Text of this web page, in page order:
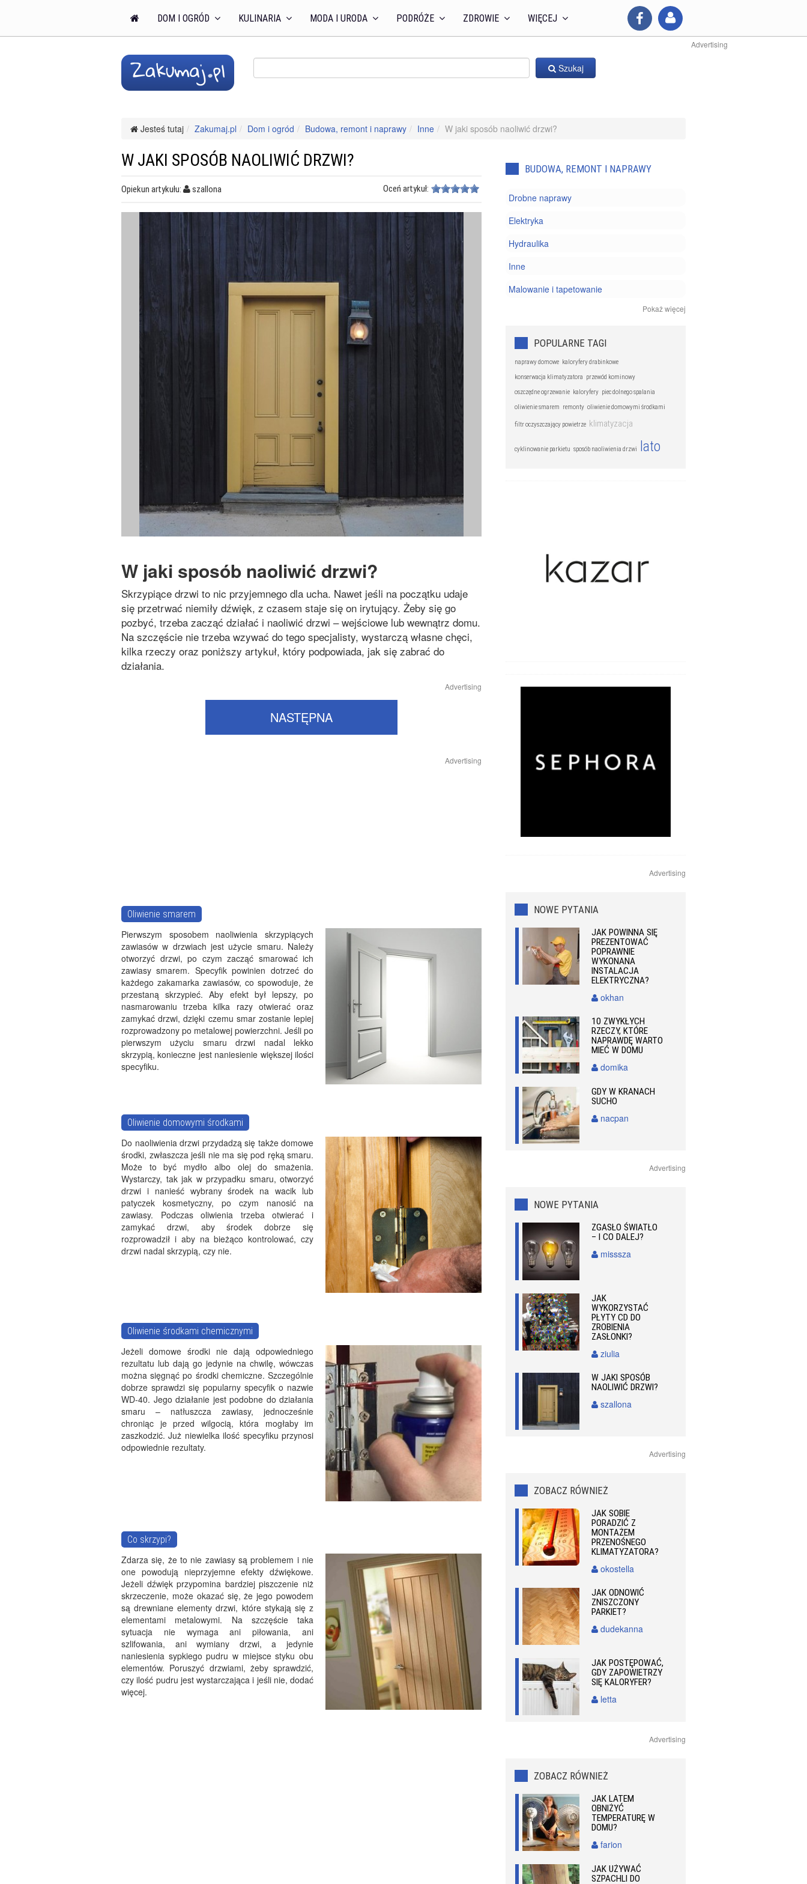
DOM I OGRÓD KULINARIA MODA I URODA PODRÓŻE ZDROWIE WIĘCEJ
Advertising
Szukaj
Jesteś tutaj Zakumaj.pl Dom i ogród Budowa, remont i naprawy Inne W jaki sposób naoliwić drzwi?
W JAKI SPOSÓB NAOLIWIĆ DRZWI?
Opiekun artykułu: szallona Oceń artykuł:
W jaki sposób naoliwić drzwi?
Skrzypiące drzwi to nic przyjemnego dla ucha. Nawet jeśli na początku udaje
się przetrwać niemiły dźwięk, z czasem staje się on irytujący. Żeby się go
pozbyć, trzeba zacząć działać i naoliwić drzwi – wejściowe lub wewnątrz domu.
Na szczęście nie trzeba wzywać do tego specjalisty, wystarczą własne chęci,
kilka rzeczy oraz poniższy artykuł, który podpowiada, jak się zabrać do
działania.
Advertising
NASTĘPNA
Advertising
Oliwienie smarem
Pierwszym sposobem naoliwienia skrzypiących
zawiasów w drzwiach jest użycie smaru. Należy
otworzyć drzwi, po czym zacząć smarować ich
zawiasy smarem. Specyfik powinien dotrzeć do
każdego zakamarka zawiasów, co spowoduje, że
przestaną skrzypieć. Aby efekt był lepszy, po
nasmarowaniu trzeba kilka razy otwierać oraz
zamykać drzwi, dzięki czemu smar zostanie lepiej
rozprowadzony po metalowej powierzchni. Jeśli po
pierwszym użyciu smaru drzwi nadal lekko
skrzypią, konieczne jest naniesienie większej ilości
specyfiku.
Oliwienie domowymi środkami
Do naoliwienia drzwi przydadzą się także domowe
środki, zwłaszcza jeśli nie ma się pod ręką smaru.
Może to być mydło albo olej do smażenia.
Wystarczy, tak jak w przypadku smaru, otworzyć
drzwi i nanieść wybrany środek na wacik lub
patyczek kosmetyczny, po czym nanosić na
zawiasy. Podczas oliwienia trzeba otwierać i
zamykać drzwi, aby środek dobrze się
rozprowadził i aby na bieżąco kontrolować, czy
drzwi nadal skrzypią, czy nie.
Oliwienie środkami chemicznymi
Jeżeli domowe środki nie dają odpowiedniego
rezultatu lub dają go jedynie na chwilę, wówczas
można sięgnąć po środki chemiczne. Szczególnie
dobrze sprawdzi się popularny specyfik o nazwie
WD-40. Jego działanie jest podobne do działania
smaru – natłuszcza zawiasy, jednocześnie
chroniąc je przed wilgocią, która mogłaby im
zaszkodzić. Już niewielka ilość specyfiku przynosi
odpowiednie rezultaty.
Co skrzypi?
Zdarza się, że to nie zawiasy są problemem i nie
one powodują nieprzyjemne efekty dźwiękowe.
Jeżeli dźwięk przypomina bardziej piszczenie niż
skrzeczenie, może okazać się, że jego powodem
są drewniane elementy drzwi, które stykają się z
elementami metalowymi. Na szczęście taka
sytuacja nie wymaga ani piłowania, ani
szlifowania, ani wymiany drzwi, a jedynie
naniesienia sypkiego pudru w miejsce styku obu
elementów. Poruszyć drzwiami, żeby sprawdzić,
czy ilość pudru jest wystarczająca i jeśli nie, dodać
więcej.
BUDOWA, REMONT I NAPRAWY
Drobne naprawy
Elektryka
Hydraulika
Inne
Malowanie i tapetowanie
Projektowanie i budowanie
Pokaż więcej
POPULARNE TAGI
naprawy domowe kaloryfery drabinkowe
konserwacja klimatyzatora przewód kominowy
oszczędne ogrzewanie kaloryfery piec dolnego spalania
oliwienie smarem remonty oliwienie domowymi środkami
filtr oczyszczający powietrze klimatyzacja
cyklinowanie parkietu sposób naoliwienia drzwi lato
Advertising
NOWE PYTANIA
JAK POWINNA SIĘ
PREZENTOWAĆ
POPRAWNIE
WYKONANA
INSTALACJA
ELEKTRYCZNA?
okhan
10 ZWYKŁYCH
RZECZY, KTÓRE
NAPRAWDĘ WARTO
MIEĆ W DOMU
domika
GDY W KRANACH
SUCHO
nacpan
Advertising
NOWE PYTANIA
ZGASŁO ŚWIATŁO
– I CO DALEJ?
misssza
JAK
WYKORZYSTAĆ
PŁYTY CD DO
ZROBIENIA
ZASŁONKI?
ziulia
W JAKI SPOSÓB
NAOLIWIĆ DRZWI?
szallona
Advertising
ZOBACZ RÓWNIEŻ
JAK SOBIE
PORADZIĆ Z
MONTAŻEM
PRZENOŚNEGO
KLIMATYZATORA?
okostella
JAK ODNOWIĆ
ZNISZCZONY
PARKIET?
dudekanna
JAK POSTĘPOWAĆ,
GDY ZAPOWIETRZY
SIĘ KALORYFER?
letta
Advertising
ZOBACZ RÓWNIEŻ
JAK LATEM
OBNIŻYĆ
TEMPERATURĘ W
DOMU?
farion
JAK UŻYWAĆ
SZPACHLI DO